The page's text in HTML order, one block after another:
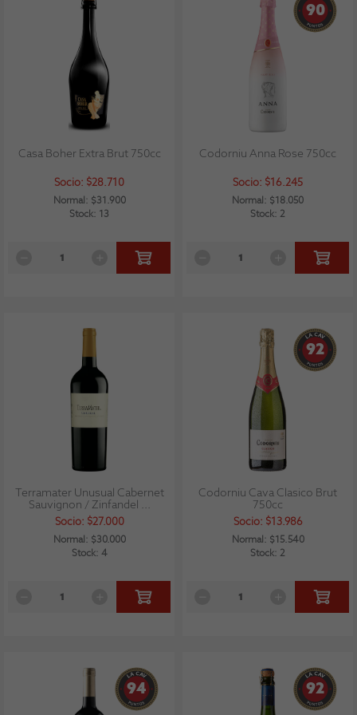
Casa Boher Extra Brut 750cc
Socio: $28.710
Normal: $31.900
Stock: 13
90
Codorniu Anna Rose 750cc
Socio: $16.245
Normal: $18.050
Stock: 2
Terramater Unusual Cabernet
Sauvignon / Zinfandel ...
Socio: $27.000
Normal: $30.000
Stock: 4
92
Codorniu Cava Clasico Brut
750cc
Socio: $13.986
Normal: $15.540
Stock: 2
94 92